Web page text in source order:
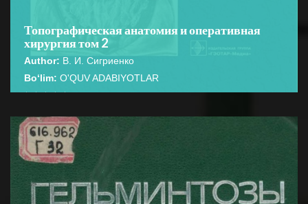
Топографическая анатомия и оперативная
хирургия том 2
Author: В. И. Сигриенко
Bo‘lim: O'QUV ADABIYOTLAR
☆
☆
☆
☆
☆
В учебнике представлены основные сведения по
топографической анатомии человеческого организма
и оперативной хирургии. ...
BATAFSIL...